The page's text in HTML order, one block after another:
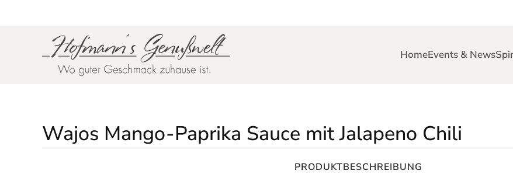
HomeEvents & News
Wajos Mango-Paprika Sauce mit Jalapeno Chili
PRODUKTBESCHREIBUNG